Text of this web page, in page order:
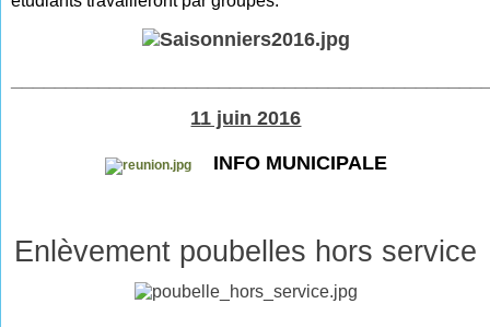
11 juin 2016
INFO MUNICIPALE
Enlèvement poubelles hors service